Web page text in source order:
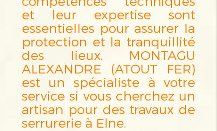
et leur expertise sont
essentielles pour assurer la
protection et la tranquillité
des lieux. MONTAGU
ALEXANDRE (ATOUT FER)
est un spécialiste à votre
service si vous cherchez un
artisan pour des travaux de
serrurerie à Elne.